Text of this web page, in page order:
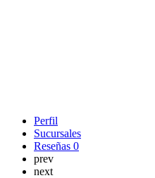
Perfil
Sucursales
Reseñas 0
prev
next